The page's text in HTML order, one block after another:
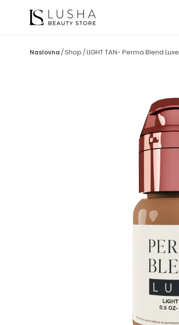
/Shop /LIGHT TAN- Perma Blend Luxe